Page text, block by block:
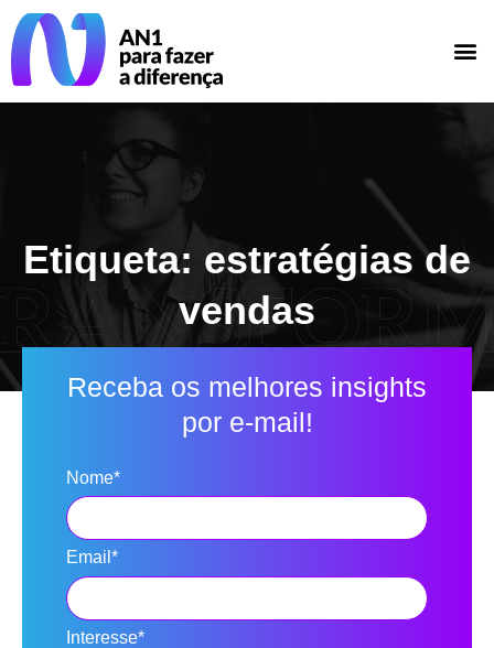
Etiqueta: estratégias de
vendas
Receba os melhores insights
por e-mail!
Nome*
Email*
Interesse*